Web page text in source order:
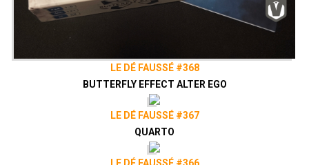
LE DÉ FAUSSÉ #368
BUTTERFLY EFFECT ALTER EGO
LE DÉ FAUSSÉ #367
QUARTO